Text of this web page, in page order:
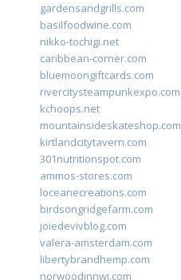
gardensandgrills.com
basilfoodwine.com
nikko-tochigi.net
caribbean-corner.com
bluemoongiftcards.com
rivercitysteampunkexpo.com
kchoops.net
mountainsideskateshop.com
kirtlandcitytavern.com
301nutritionspot.com
ammos-stores.com
loceanecreations.com
birdsongridgefarm.com
joiedevivblog.com
valera-amsterdam.com
libertybrandhemp.com
norwoodinnwi.com